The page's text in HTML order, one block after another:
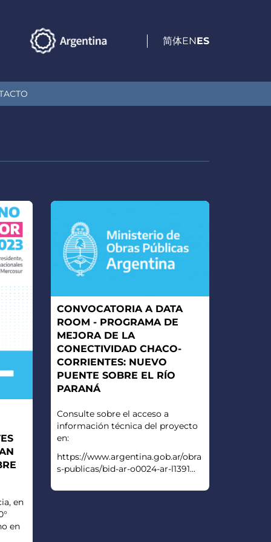
简体ENES
en
en
CONVOCATORIA A DATA
ROOM - PROGRAMA DE
MEJORA DE LA
CONECTIVIDAD CHACO-
CORRIENTES: NUEVO
PUENTE SOBRE EL RÍO
PARANÁ
Consulte sobre el acceso a
información técnica del proyecto
en:
https://www.argentina.gob.ar/obra
s-publicas/bid-ar-o0024-ar-l1391...